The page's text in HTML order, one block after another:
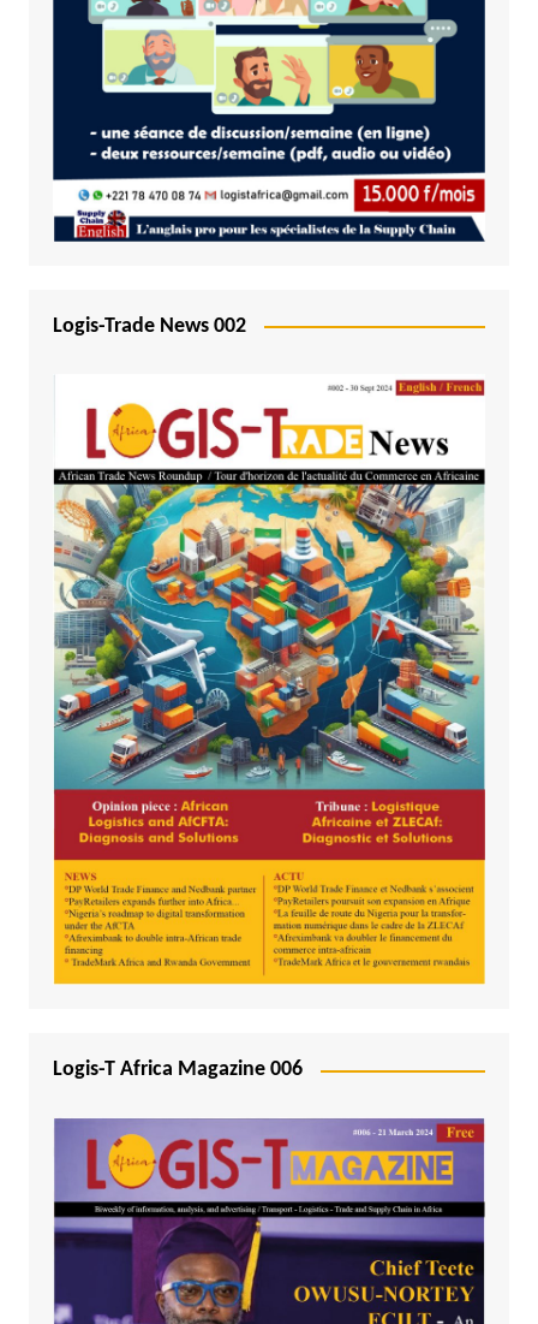
Logis-Trade News 002
Logis-T Africa Magazine 006